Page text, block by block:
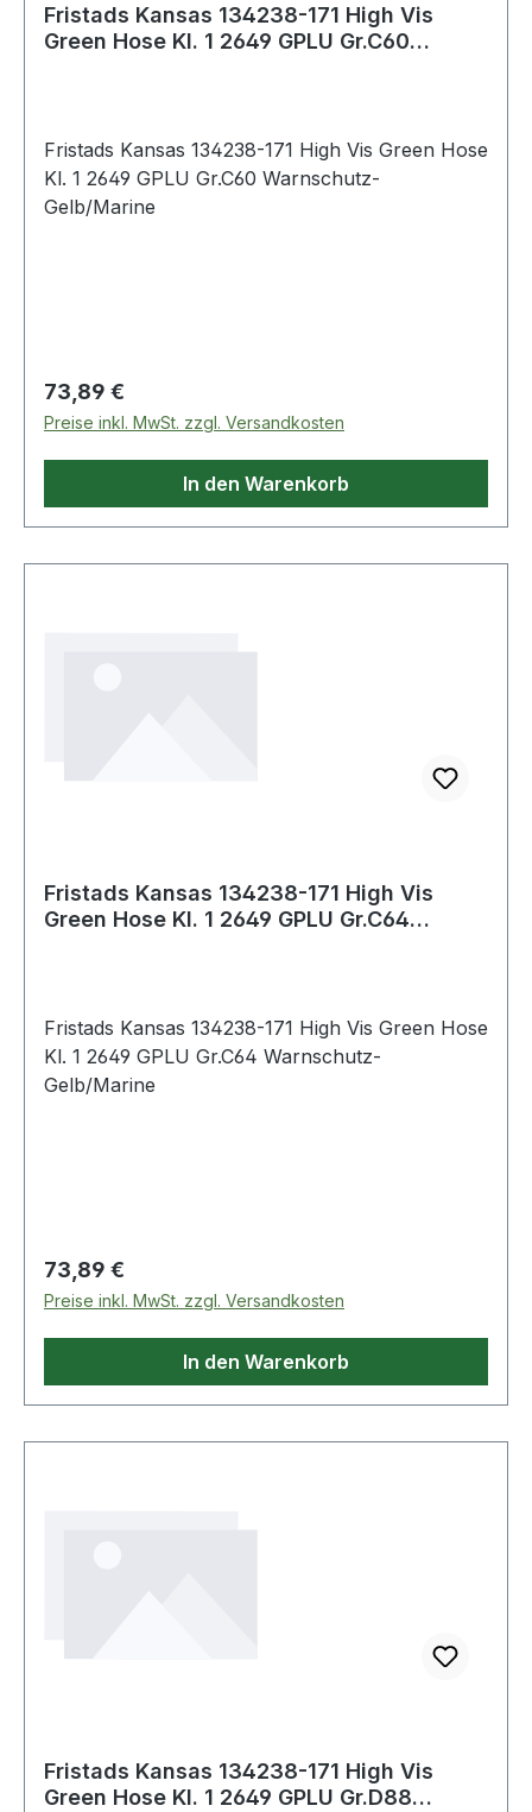
Fristads Kansas 134238-171 High Vis
Green Hose Kl. 1 2649 GPLU Gr.C60
Fristads Kansas 134238-171 High Vis Green Hose
Kl. 1 2649 GPLU Gr.C60 Warnschutz-
Gelb/Marine
Regulärer Preis:
73,89 €
Preise inkl. MwSt. zzgl. Versandkosten
In den Warenkorb
Fristads Kansas 134238-171 High Vis
Green Hose Kl. 1 2649 GPLU Gr.C64
Fristads Kansas 134238-171 High Vis Green Hose
Kl. 1 2649 GPLU Gr.C64 Warnschutz-
Gelb/Marine
Regulärer Preis:
73,89 €
Preise inkl. MwSt. zzgl. Versandkosten
In den Warenkorb
Fristads Kansas 134238-171 High Vis
Green Hose Kl. 1 2649 GPLU Gr.D88